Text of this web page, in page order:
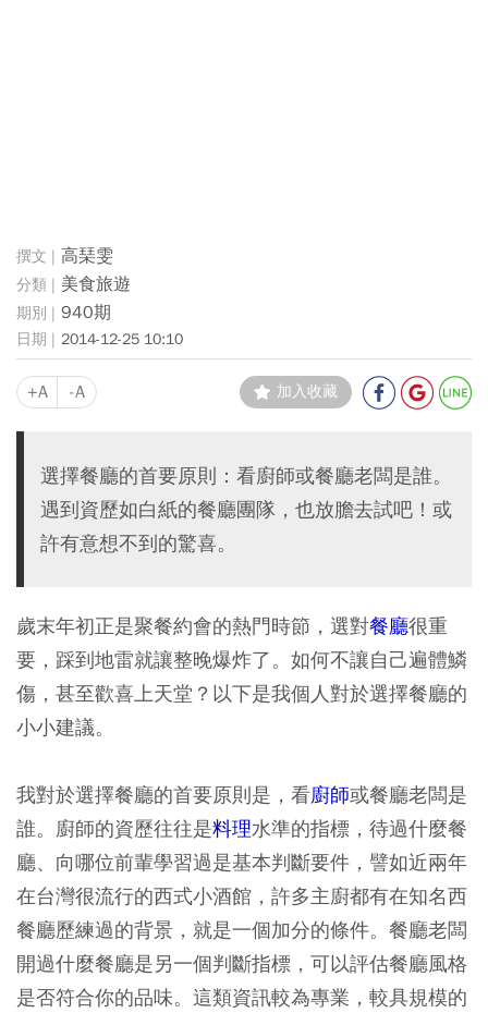
高琹雯
美食旅遊
940期
2014-12-25 10:10
+A -A 加入收藏
選擇餐廳的首要原則：看廚師或餐廳老闆是誰。
遇到資歷如白紙的餐廳團隊，也放膽去試吧！或
許有意想不到的驚喜。
歲末年初正是聚餐約會的熱門時節，選對餐廳很重
要，踩到地雷就讓整晚爆炸了。如何不讓自己遍體鱗
傷，甚至歡喜上天堂？以下是我個人對於選擇餐廳的
小小建議。
我對於選擇餐廳的首要原則是，看廚師或餐廳老闆是
誰。廚師的資歷往往是料理水準的指標，待過什麼餐
廳、向哪位前輩學習過是基本判斷要件，譬如近兩年
在台灣很流行的西式小酒館，許多主廚都有在知名西
餐廳歷練過的背景，就是一個加分的條件。餐廳老闆
開過什麼餐廳是另一個判斷指標，可以評估餐廳風格
是否符合你的品味。這類資訊較為專業，較具規模的